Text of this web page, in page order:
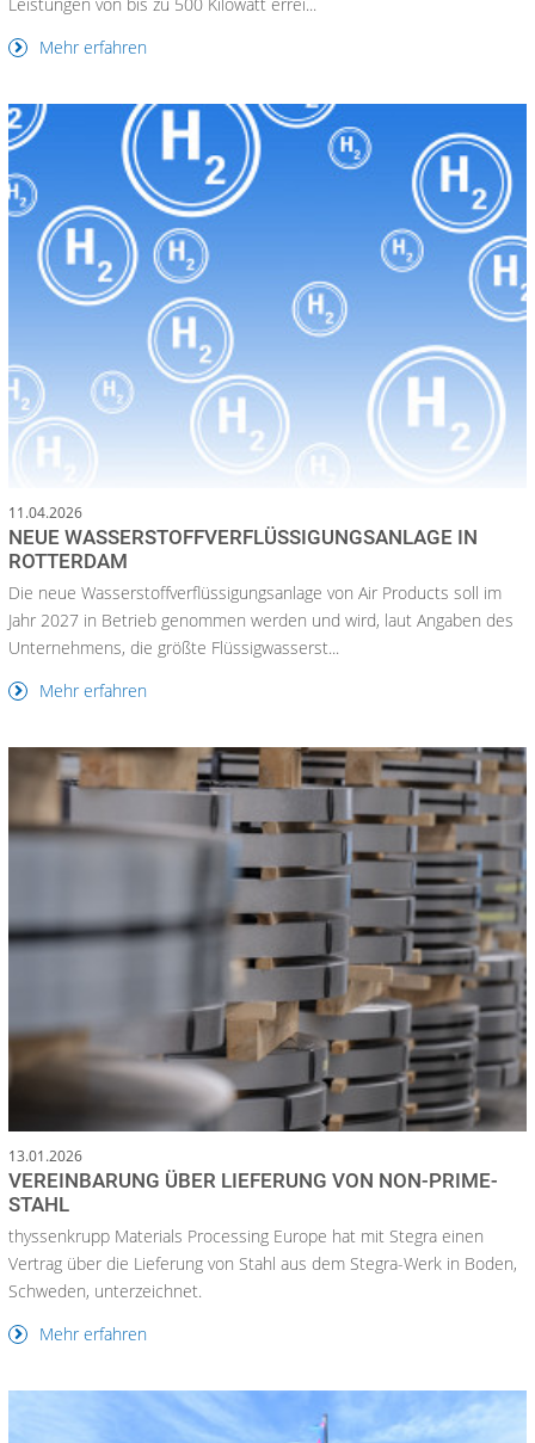
Mehr erfahren
11.04.2026
NEUE WASSERSTOFFVERFLÜSSIGUNGSANLAGE IN
ROTTERDAM
Die neue Wasserstoffverflüssigungsanlage von Air Products soll im
Jahr 2027 in Betrieb genommen werden und wird, laut Angaben des
Unternehmens, die größte Flüssigwasserst...
Mehr erfahren
13.01.2026
VEREINBARUNG ÜBER LIEFERUNG VON NON-PRIME-
STAHL
thyssenkrupp Materials Processing Europe hat mit Stegra einen
Vertrag über die Lieferung von Stahl aus dem Stegra-Werk in Boden,
Schweden, unterzeichnet.
Mehr erfahren